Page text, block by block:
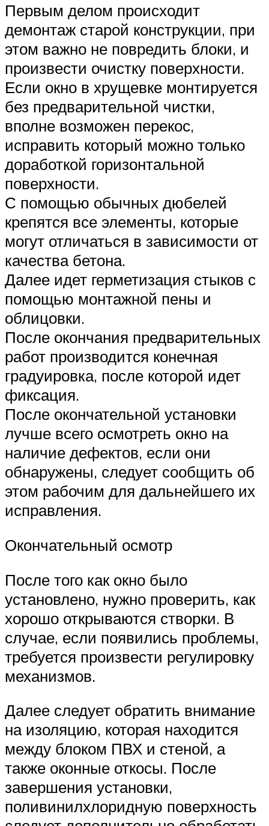
Первым делом происходит
демонтаж старой конструкции, при
этом важно не повредить блоки, и
произвести очистку поверхности.
Если окно в хрущевке монтируется
без предварительной чистки,
вполне возможен перекос,
исправить который можно только
доработкой горизонтальной
поверхности.
С помощью обычных дюбелей
крепятся все элементы, которые
могут отличаться в зависимости от
качества бетона.
Далее идет герметизация стыков с
помощью монтажной пены и
облицовки.
После окончания предварительных
работ производится конечная
градуировка, после которой идет
фиксация.
После окончательной установки
лучше всего осмотреть окно на
наличие дефектов, если они
обнаружены, следует сообщить об
этом рабочим для дальнейшего их
исправления.
Окончательный осмотр
После того как окно было
установлено, нужно проверить, как
хорошо открываются створки. В
случае, если появились проблемы,
требуется произвести регулировку
механизмов.
Далее следует обратить внимание
на изоляцию, которая находится
между блоком ПВХ и стеной, а
также оконные откосы. После
завершения установки,
поливинилхлоридную поверхность